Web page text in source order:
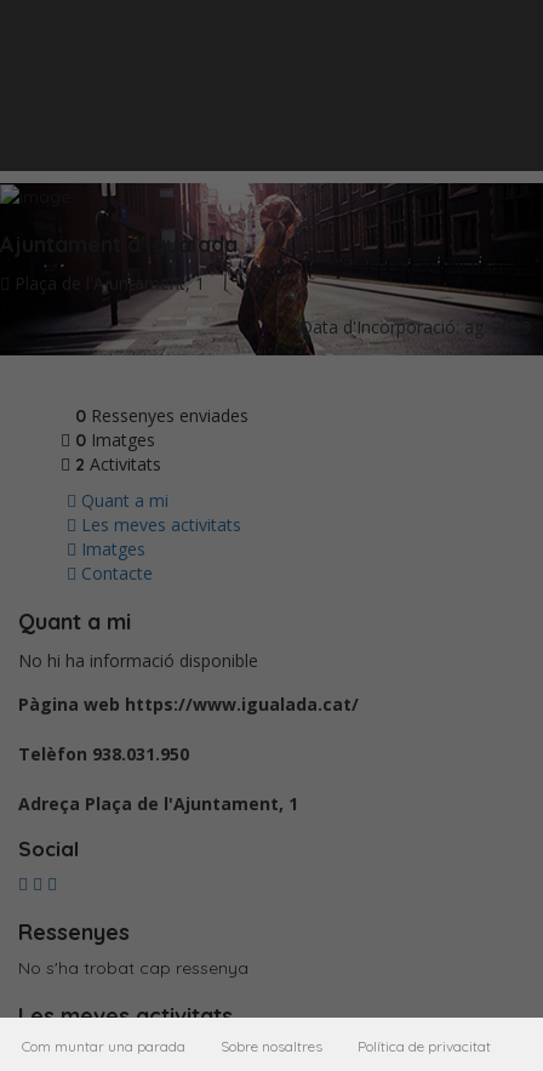
Ajuntament d'Igualada
Plaça de l'Ajuntament, 1
Data d'Incorporació: ag. 2023
0 Ressenyes enviades
0 Imatges
2 Activitats
Quant a mi
Les meves activitats
Imatges
Contacte
Quant a mi
No hi ha informació disponible
Pàgina web https://www.igualada.cat/
Telèfon 938.031.950
Adreça Plaça de l'Ajuntament, 1
Social
Ressenyes
No s'ha trobat cap ressenya
Les meves activitats
Com muntar una parada Sobre nosaltres Política de privacitat